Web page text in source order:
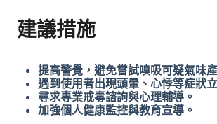
建議措施
提高警覺，避免嘗試嗅吸可疑氣味
遇到使用者出現頭暈、心悸等症狀
尋求專業戒毒諮詢與心理輔導。
加強個人健康監控與教育宣導。